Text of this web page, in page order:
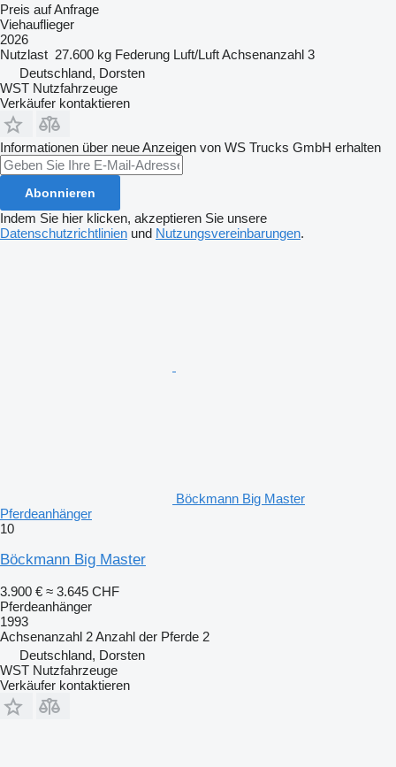
Preis auf Anfrage
Viehauflieger
2026
Nutzlast 27.600 kg Federung Luft/LuftAchsenanzahl 3
Deutschland, Dorsten
WST Nutzfahrzeuge
Verkäufer kontaktieren
Informationen über neue Anzeigen von WS Trucks GmbH erhalten
Abonnieren
Indem Sie hier klicken, akzeptieren Sie unsere
Datenschutzrichtlinien und Nutzungsvereinbarungen.
Böckmann Big Master
Pferdeanhänger
10
Böckmann Big Master
3.900 € ≈ 3.645 CHF
Pferdeanhänger
1993
Achsenanzahl 2Anzahl der Pferde 2
Deutschland, Dorsten
WST Nutzfahrzeuge
Verkäufer kontaktieren